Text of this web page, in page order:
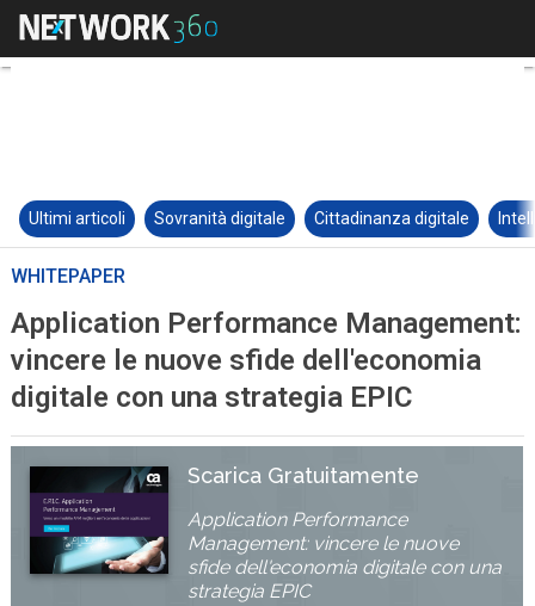
Ultimi articoli Sovranità digitale Cittadinanza digitale
WHITEPAPER
Application Performance Management:
vincere le nuove sfide dell'economia
digitale con una strategia EPIC
Scarica Gratuitamente
Application Performance
Management: vincere le nuove
sfide dell'economia digitale con una
strategia EPIC